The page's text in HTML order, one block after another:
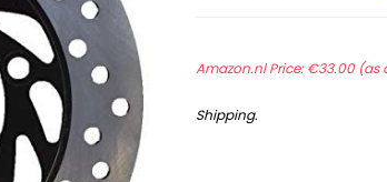
Amazon.nl Price:€33.00(as
Shipping.